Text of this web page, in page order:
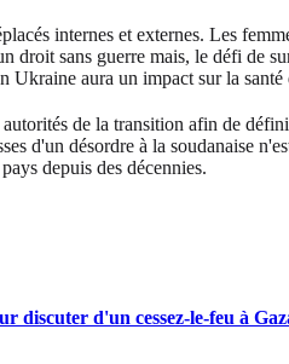
internes et externes. Les
sans guerre mais, le défi de
aura un impact sur la
de la transition afin de
d'un désordre à la soudanaise
depuis des décennies.
discuter d'un cessez-le-feu à